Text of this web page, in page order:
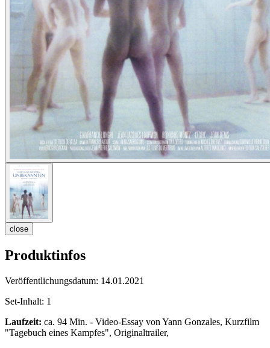
close
Produktinfos
Veröffentlichungsdatum: 14.01.2021
Set-Inhalt: 1
Laufzeit: ca. 94 Min. - Video-Essay von Yann Gonzales, Kurzfilm
"Tagebuch eines Kampfes", Originaltrailer,